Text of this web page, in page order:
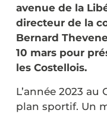
avenue de la
directeur de la
Bernard
10 mars pour
les Costellois.
L’année 2023
plan sportif. Un